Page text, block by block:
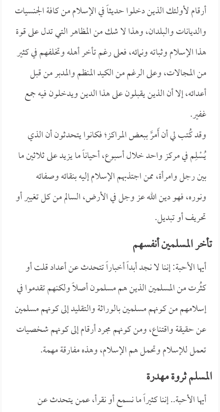
أرقام لأولئك الذين دخلوا حديثاً في الإسلام من كافة الجنسيات
والديانات والبلدان، وهذا لا شك من المظاهر التي تدل على قوة
هذا الإسلام وثباته ونمائه، فعلى رغم تأخر أهله وتخلفهم في كثير
من المجالات، وعلى الرغم من الكيد المنظم والمدبر من قبل
أعدائه، إلا أن الذين يقبلون على هذا الدين ويدخلون فيه جمع
غفير.
وقد كُتب لي أن أَمرَّ ببعض المراكز؛ فكانوا يتحدثون أن الذي
يُسْلِم في مركز واحد خلال أسبوع، أحياناً ما يزيد على ثلاثين ما
بين رجل وامرأة، ممن اجتذبهم الإسلام إليه بنقائه وصفائه
ونوره، فهو دين الله عز وجل في الأرض، السالم من كل تغيير أو
تحريف أو تبديل.
تأخر المسلمين أنفسهم
أيها الأحبة: إننا لا نجد أبداً أخباراً تتحدث عن أعداد قلت أو
كثُرت من المسلمين الذين هم مسلمون أصلاً ولكنهم تقدموا في
إسلامهم من كونهم مسلمين بالوراثة والتقليد إلى كونهم مسلمين
عن حقيقة واقتناع، ومن كونهم مجرد أرقام إلى كونهم شخصيات
تعمل للإسلام وتحمل هم الإسلام، وهذه مفارقة مهمة.
المسلم ثروة مهدرة
أيها الأحبة.. إننا كثيراً ما نسمع أو نقرأ، عمن يتحدث عن